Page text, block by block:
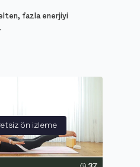
fazla enerjiyi
ön izleme